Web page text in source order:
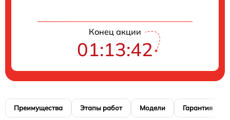
Конец акции
01:13:41
Преимущества Этапы работ Модели Гарантия